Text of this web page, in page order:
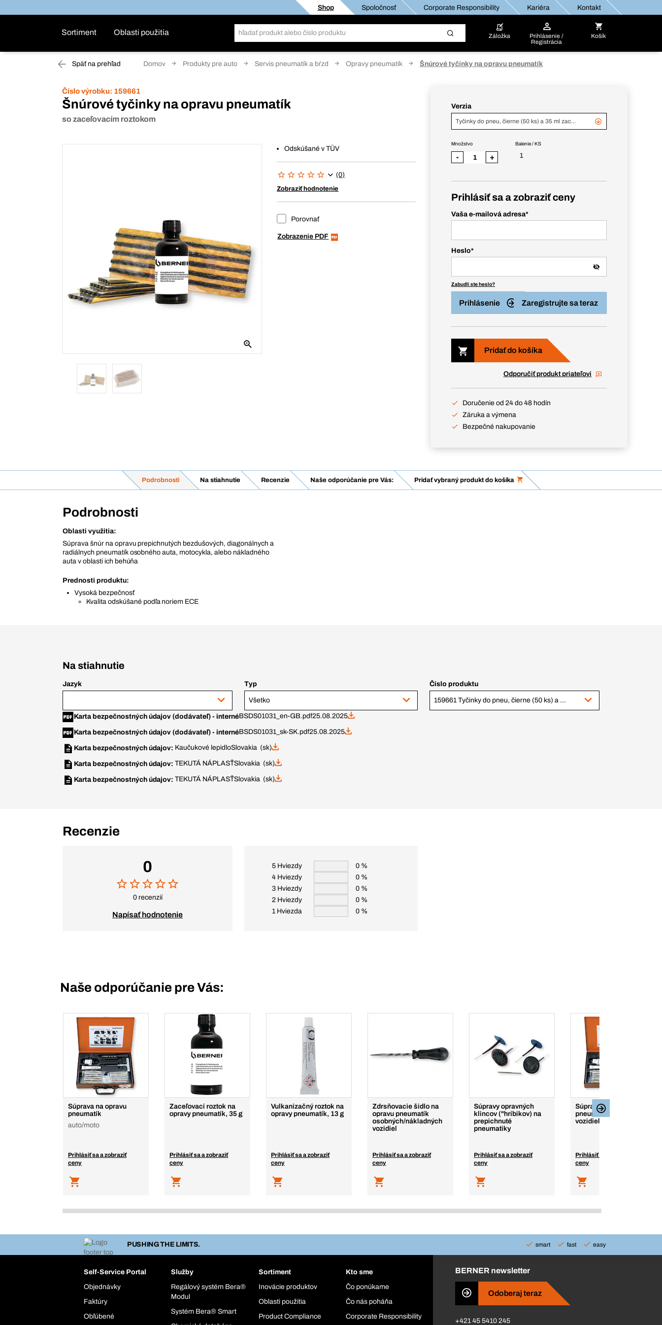
Shop Spoločnosť Corporate Responsibility Kariéra Kontakt
Sortiment Oblasti použitia Záložka
Prihlásenie /
Registrácia
Košík
Späť na prehľad Domov Produkty pre auto Servis pneumatík a bŕzd Opravy pneumatík Šnúrové tyčinky na opravu pneumatík
Číslo výrobku: 159661
Šnúrové tyčinky na opravu pneumatík
so zaceľovacím roztokom
Odskúšané v TÜV
(0)
Zobraziť hodnotenie
Porovnať
Zobrazenie PDF
Verzia
Tyčinky do pneu, čierne (50 ks) a 35 ml zaceľovacieho roztoku
Balenie / KS
1
Množstvo
- +
Prihlásiť sa a zobraziť ceny
Vaša e-mailová adresa*
Heslo*
Zabudli ste heslo?
Prihlásenie Zaregistrujte sa teraz
Pridať do košíka
Odporučiť produkt priateľovi
Doručenie od 24 do 48 hodín
Záruka a výmena
Bezpečné nakupovanie
Podrobnosti Na stiahnutie Recenzie Naše odporúčanie pre Vás: Pridať vybraný produkt do košíka
Podrobnosti
Oblasti využitia:
Súprava šnúr na opravu prepichnutých bezdušových, diagonálnych a
radiálnych pneumatík osobného auta, motocykla, alebo nákladného
auta v oblasti ich behúňa
Prednosti produktu:
Vysoká bezpečnosť
Kvalita odskúšané podľa noriem ECE
Na stiahnutie
Jazyk Typ
Všetko
Číslo produktu
159661 Tyčinky do pneu, čierne (50 ks) a 35 ml zaceľovacieho roztoku
Karta bezpečnostných údajov (dodávateľ) - internéBSDS01031_en-GB.pdf25.08.2025
Karta bezpečnostných údajov (dodávateľ) - internéBSDS01031_sk-SK.pdf25.08.2025
Karta bezpečnostných údajov: Kaučukové lepidloSlovakia (sk)
Karta bezpečnostných údajov:TEKUTÁ NÁPLASŤSlovakia (sk)
Karta bezpečnostných údajov:TEKUTÁ NÁPLASŤSlovakia (sk)
Recenzie
0
0 recenzií
Napísať hodnotenie
5 Hviezdy
0 %
4 Hviezdy
0 %
3 Hviezdy
0 %
2 Hviezdy
0 %
1 Hviezda
0 %
Naše odporúčanie pre Vás:
Súprava na opravu
pneumatík
auto/moto
Prihlásiť sa a zobraziť
ceny
Zaceľovací roztok na
opravy pneumatík, 35 g
Prihlásiť sa a zobraziť
ceny
Vulkanizačný roztok na
opravy pneumatík, 13 g
Prihlásiť sa a zobraziť
ceny
Zdrsňovacie šidlo na
opravu pneumatík
osobných/nákladných
vozidiel
Prihlásiť sa a zobraziť
ceny
Súpravy opravných
klincov ("hríbikov) na
prepichnuté
pneumatiky
Prihlásiť sa a zobraziť
ceny
Súprava na opravu
pneumatík nákladných
vozidiel
Prihlásiť sa a zobraziť
ceny
PUSHING THE LIMITS. smart fast easy
Self-Service Portal
Objednávky
Faktúry
Obľúbené
Služby
Regálový systém Bera®
Modul
Systém Bera® Smart
Sortiment
Inovácie produktov
Oblasti použitia
Product Compliance
Kto sme
Čo ponúkame
Čo nás poháňa
Corporate Responsibility
BERNER newsletter
Odoberaj teraz
+421 45 5410 245